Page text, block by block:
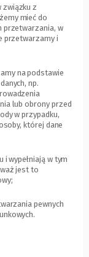
związku z
mieć do
przetwarzania, w
przetwarzamy i
na podstawie
np.
lub obrony przed
w przypadku,
której dane
wypełniają w tym
jest to
pewnych